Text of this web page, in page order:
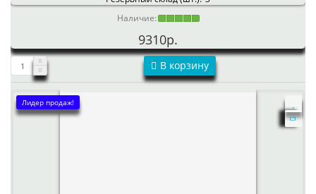
Наличие:
9310р.
В корзину
Лидер продаж!